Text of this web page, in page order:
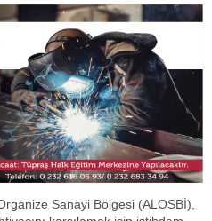
Sanayi Bölgesi (ALOSBİ),